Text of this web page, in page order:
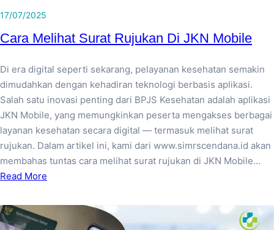
17/07/2025
Cara Melihat Surat Rujukan Di JKN Mobile
Di era digital seperti sekarang, pelayanan kesehatan semakin
dimudahkan dengan kehadiran teknologi berbasis aplikasi.
Salah satu inovasi penting dari BPJS Kesehatan adalah aplikasi
JKN Mobile, yang memungkinkan peserta mengakses berbagai
layanan kesehatan secara digital — termasuk melihat surat
rujukan. Dalam artikel ini, kami dari www.simrscendana.id akan
membahas tuntas cara melihat surat rujukan di JKN Mobile…
Read More